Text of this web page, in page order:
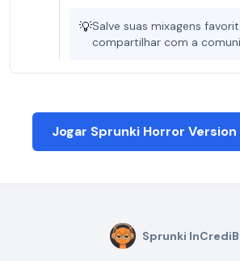
💡Salve suas mixagens
compartilhar com a
Jogar Sprunki Horror Version
Sprunki